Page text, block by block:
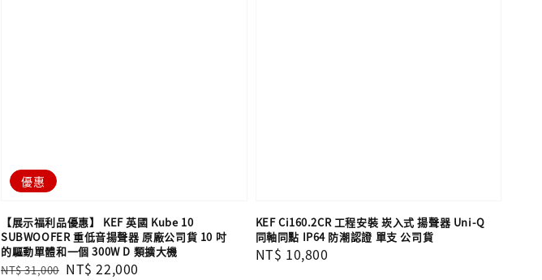
優惠
【展示福利品優惠】 KEF 英國 Kube 10
SUBWOOFER 重低音揚聲器 原廠公司貨 10 吋
的驅動單體和一個 300W D 類擴大機
Regular
NT$ 31,000 Sale
NT$ 22,000
KEF Ci160.2CR 工程安裝 崁入式 揚聲器 Uni-Q
同軸同點 IP64 防潮認證 單支​​​​​​​ 公司貨
Regular
NT$ 10,800